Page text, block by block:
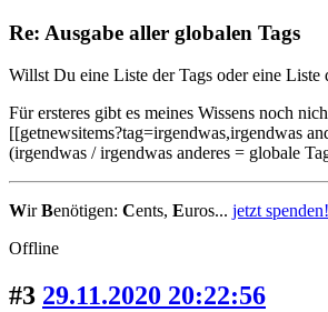
Re: Ausgabe aller globalen Tags
Willst Du eine Liste der Tags oder eine
Für ersteres gibt es meines Wissens noch
[[getnewsitems?tag=irgendwas,irgendwas
(irgendwas / irgendwas anderes = globale
WirBenötigen: Cents, Euros... jetzt spenden!
Offline
#3 29.11.2020 20:22:56